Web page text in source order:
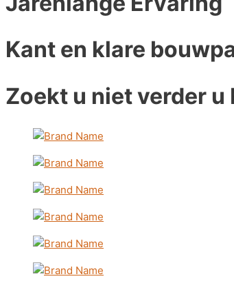
Kant en klare
Zoekt u niet verder